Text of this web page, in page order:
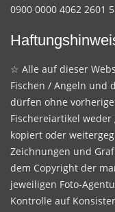
0900 0000 4062 2601 5
☆ Alle auf dieser
Fischen / Angeln und
dürfen ohne
Fischereiartikel
kopiert oder
Zeichnungen und
dem Copyright der
jeweiligen Foto-
Kontrolle auf